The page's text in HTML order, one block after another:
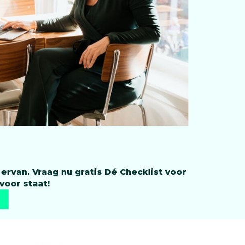
Vraag nu gratis Dé Checklist voor
staat!